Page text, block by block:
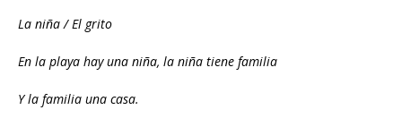
La niña / El grito
En la playa hay una niña, la niña tiene familia
Y la familia una casa.